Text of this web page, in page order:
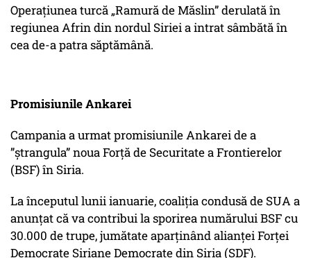
Operațiunea turcă „Ramură de Măslin” derulată în
regiunea Afrin din nordul Siriei a intrat sâmbătă în
cea de-a patra săptămână.
Promisiunile Ankarei
Campania a urmat promisiunile Ankarei de a
”ștrangula” noua Forță de Securitate a Frontierelor
(BSF) în Siria.
La începutul lunii ianuarie, coaliția condusă de SUA a
anunțat că va contribui la sporirea numărului BSF cu
30.000 de trupe, jumătate aparținând alianței Forței
Democrate Siriane Democrate din Siria (SDF).